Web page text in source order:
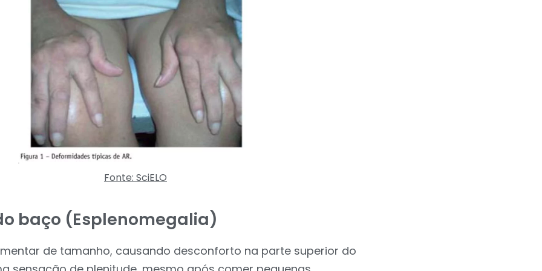
Fonte: SciELO
baço (Esplenomegalia)
de tamanho, causando desconforto na parte superior do